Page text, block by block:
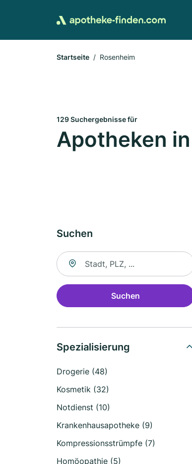
Startseite Rosenheim
129 Suchergebnisse für
Apotheken
Suchen
Suche nach Ort
Suchen
Spezialisierung
Drogerie (48)
Kosmetik (32)
Notdienst (10)
Krankenhausapotheke (9)
Kompressionsstrümpfe (7)
Homöopathie (5)